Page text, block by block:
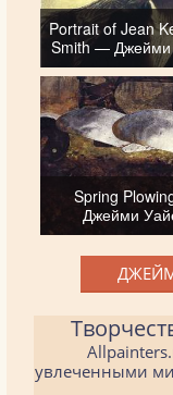
Portrait of Jean
Smith — Джейми
Spring
Джейми
увлеченными